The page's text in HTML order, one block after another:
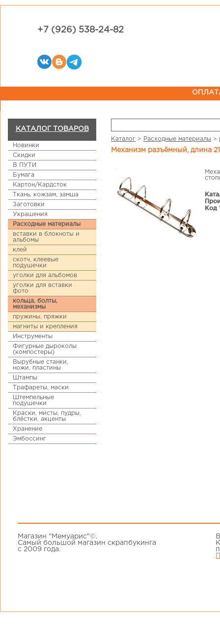
+7 (926) 538-24-82
КАТАЛОГ ТОВАРОВ
Новинки
Скидки
В ПУТИ
Бумага
Картон/Кардсток
Ткань, кожзам, замша
Заготовки
Украшения
Расходные материалы
вставки в блокноты и
альбомы
клей
скотч, клеевые
подушечки
уголки для альбомов
уголки для вставки
фото
кольца, болты,
механизмы
пружины, пряжки
магниты и крепления
Инструменты
Фигурные дыроколы
(компостеры)
Вырубные станки,
ножи, пластины
Штампы
Трафареты, маски
Штемпельные
подушечки
Краски, мисты, пудры,
блёстки, акценты
Хранение
Эмбоссинг
Каталог > Расходные материалы >
Механизм разъёмный, длина
Код
Магазин "Мемуарис"©.
Самый большой магазин скрапбукинга
с 2009 года.